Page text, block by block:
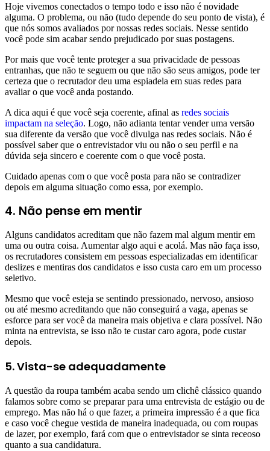
Hoje vivemos conectados o tempo todo e isso não é novidade
alguma. O problema, ou não (tudo depende do seu ponto de vista), é
que nós somos avaliados por nossas redes sociais. Nesse sentido
você pode sim acabar sendo prejudicado por suas postagens.
Por mais que você tente proteger a sua privacidade de pessoas
entranhas, que não te seguem ou que não são seus amigos, pode ter
certeza que o recrutador deu uma espiadela em suas redes para
avaliar o que você anda postando.
A dica aqui é que você seja coerente, afinal as redes sociais
impactam na seleção. Logo, não adianta tentar vender uma versão
sua diferente da versão que você divulga nas redes sociais. Não é
possível saber que o entrevistador viu ou não o seu perfil e na
dúvida seja sincero e coerente com o que você posta.
Cuidado apenas com o que você posta para não se contradizer
depois em alguma situação como essa, por exemplo.
4. Não pense em mentir
Alguns candidatos acreditam que não fazem mal algum mentir em
uma ou outra coisa. Aumentar algo aqui e acolá. Mas não faça isso,
os recrutadores consistem em pessoas especializadas em identificar
deslizes e mentiras dos candidatos e isso custa caro em um processo
seletivo.
Mesmo que você esteja se sentindo pressionado, nervoso, ansioso
ou até mesmo acreditando que não conseguirá a vaga, apenas se
esforce para ser você da maneira mais objetiva e clara possível. Não
minta na entrevista, se isso não te custar caro agora, pode custar
depois.
5. Vista-se adequadamente
A questão da roupa também acaba sendo um clichê clássico quando
falamos sobre como se preparar para uma entrevista de estágio ou de
emprego. Mas não há o que fazer, a primeira impressão é a que fica
e caso você chegue vestida de maneira inadequada, ou com roupas
de lazer, por exemplo, fará com que o entrevistador se sinta receoso
quanto a sua candidatura.